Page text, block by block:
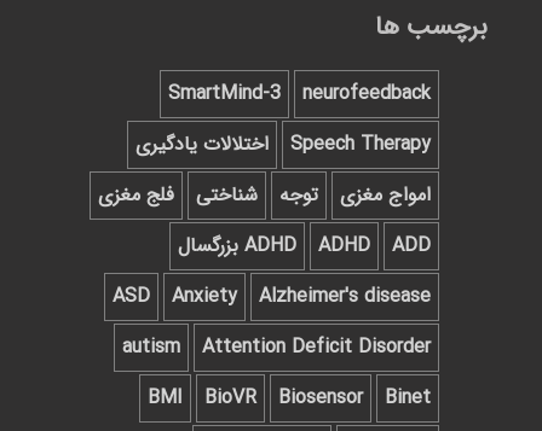
برچسب ها
neurofeedback
SmartMind-3
Speech Therapy
اختلالات یادگیری
امواج مغزی
توجه شناختی
فلج مغزی
ADD
ADHD
ADHD بزرگسال
Alzheimer's disease
Anxiety
ASD
Attention Deficit Disorder
autism
Binet
Biosensor
BioVR
BMI